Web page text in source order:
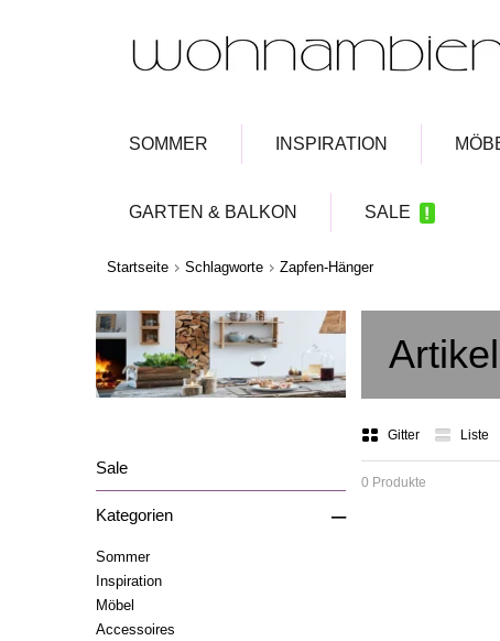
SOMMER INSPIRATION
GARTEN & BALKON SALE
Startseite Schlagworte Zapfen-Hänger
Gitter Liste
0 Produkte
Sale
Kategorien –
Sommer
Inspiration
Möbel
Accessoires